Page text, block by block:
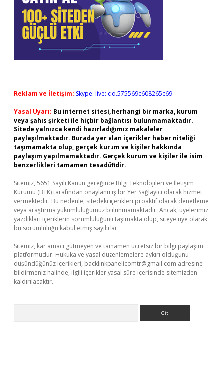
Reklam ve İletişim: Skype: live:.cid.575569c608265c69
Yasal Uyarı: Bu internet sitesi, herhangi bir marka, kurum
veya şahıs şirketi ile hiçbir bağlantısı bulunmamaktadır.
Sitede yalnızca kendi hazırladığımız makaleler
paylaşılmaktadır. Burada yer alan içerikler haber niteliği
taşımamakta olup, gerçek kurum ve kişiler hakkında
paylaşım yapılmamaktadır. Gerçek kurum ve kişiler ile isim
benzerlikleri tamamen tesadüfidir.
Sitemiz, 5651 Sayılı Kanun gereğince Bilgi Teknolojileri ve İletişim
Kurumu (BTK) tarafından onaylanmış bir Yer Sağlayıcı olarak hizmet
vermektedir. Bu nedenle, sitedeki içerikleri proaktif olarak denetleme
veya araştırma yükümlülüğümüz bulunmamaktadır. Ancak, üyelerimiz
yazdıkları içeriklerin sorumluluğunu taşımakta olup, siteye üye olarak
bu sorumluluğu kabul etmiş sayılırlar.
Sitemiz, kar amacı gütmeyen ve tamamen ücretsiz bir bilgi paylaşım
platformudur. Hukuka ve yasal düzenlemelere aykırı olduğunu
düşündüğünüz içerikleri, backlinkpanelicomtr@gmail.com adresine
bildirmeniz halinde, ilgili içerikler yasal süre içerisinde sitemizden
kaldırılacaktır.